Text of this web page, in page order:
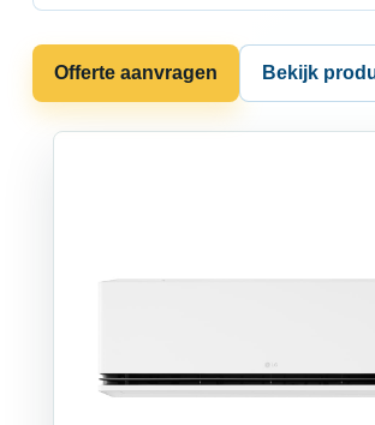
Offerte aanvragen Bekijk